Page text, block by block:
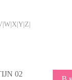
02